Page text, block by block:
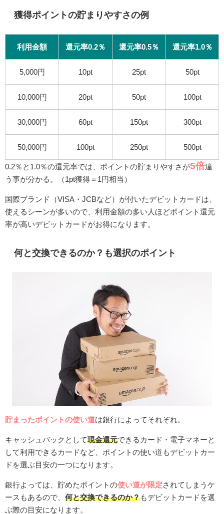
獲得ポイントの貯まりやすさの例
利用金額 還元率0.2％ 還元率0.5％ 還元率1.0％
5,000円 10pt 25pt 50pt
10,000円 20pt 50pt 100pt
30,000円 60pt 150pt 300pt
50,000円 100pt 250pt 500pt
0.2％と1.0％の還元率では、ポイントの貯まりやすさが5倍違
う事が分かる。（1pt獲得＝1円相当）
国際ブランド（VISA・JCBなど）が付いたデビットカードは、
使えるシーンが多いので、利用金額の多い人ほどポイント還元
率が高いデビットカードがお得になります。
何と交換できるのか？も選択のポイント
貯まったポイントの使い道は銀行によってそれぞれ。
キャッシュバックとして現金還元できるカード・電子マネーと
して利用できるカードなど、ポイントの使い道もデビットカー
ドを選ぶ目安の一つになります。
銀行よっては、貯めたポイントの使い道が限定 されてしまうケ
ースもあるので、 何と交換できるのか？ もデビットカードを選
ぶ際の目安になります。